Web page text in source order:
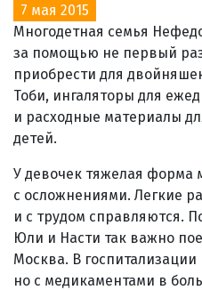
7 мая 2015
Многодетная семья
за помощью не первый
приобрести для
Тоби, ингаляторы для
и расходные материалы
детей.
У девочек тяжелая форма
с осложнениями. Легкие
и с трудом справляются.
Юли и Насти так важно
Москва. В
но с медикаментами в